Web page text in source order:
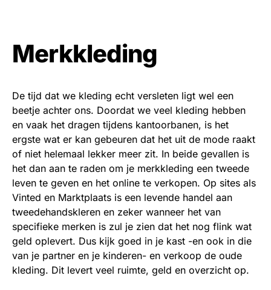
Merkkleding
De tijd dat we kleding echt versleten ligt wel een
beetje achter ons. Doordat we veel kleding hebben
en vaak het dragen tijdens kantoorbanen, is het
ergste wat er kan gebeuren dat het uit de mode raakt
of niet helemaal lekker meer zit. In beide gevallen is
het dan aan te raden om je merkkleding een tweede
leven te geven en het online te verkopen. Op sites als
Vinted en Marktplaats is een levende handel aan
tweedehandskleren en zeker wanneer het van
specifieke merken is zul je zien dat het nog flink wat
geld oplevert. Dus kijk goed in je kast -en ook in die
van je partner en je kinderen- en verkoop de oude
kleding. Dit levert veel ruimte, geld en overzicht op.